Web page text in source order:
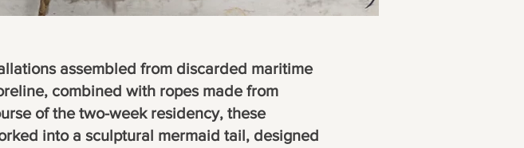
assembled from discarded maritime
combined with ropes made from
of the two-week residency, these
into a sculptural mermaid tail, designed